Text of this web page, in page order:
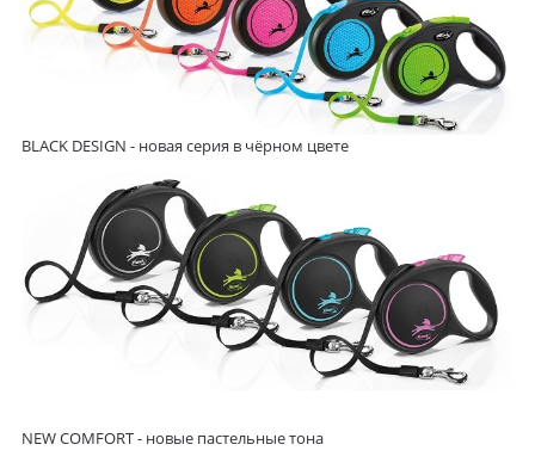
BLACK DESIGN - новая серия в чёрном цвете
NEW COMFORT- новые пастельные тона